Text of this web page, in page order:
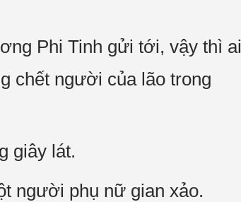
Phi Tinh gửi tới, vậy thì ai
chết người của lão trong
giây lát.
người phụ nữ gian xảo.